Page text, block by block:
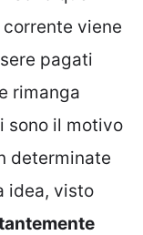
viene
pagati
rimanga
sono il motivo
determinate
idea, visto